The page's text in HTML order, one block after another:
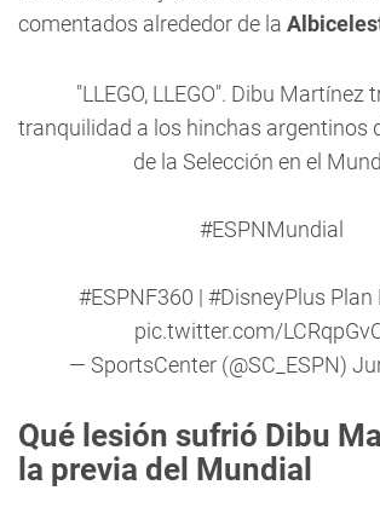
comentados alrededor de la
"LLEGO, LLEGO". Dibu Martínez
tranquilidad a los hinchas argentinos
de la Selección en el
#ESPNMundial
#ESPNF360 | #DisneyPlus Plan
pic.twitter.com/
— SportsCenter (@SC_ESPN)
Qué lesión sufrió Dibu
la previa del Mundial